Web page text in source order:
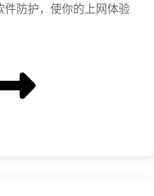
件防护，使你的上网体验